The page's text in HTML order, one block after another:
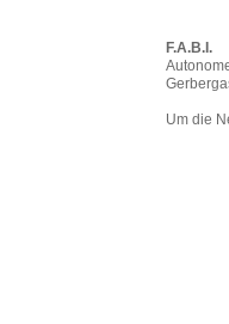
F.A.B.I.
Um die